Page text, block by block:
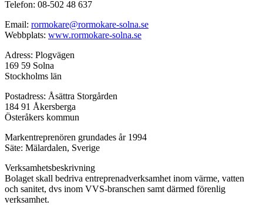
Telefon: 08-502 48 637
Email: rormokare@rormokare-solna.se
Webbplats: www.rormokare-solna.se
Adress: Plogvägen
169 59 Solna
Stockholms län
Postadress: Åsättra Storgården
184 91 Åkersberga
Österåkers kommun
Markentreprenören grundades år 1994
Säte: Mälardalen, Sverige
Verksamhetsbeskrivning
Bolaget skall bedriva entreprenadverksamhet inom värme, vatten
och sanitet, dvs inom VVS-branschen samt därmed förenlig
verksamhet.